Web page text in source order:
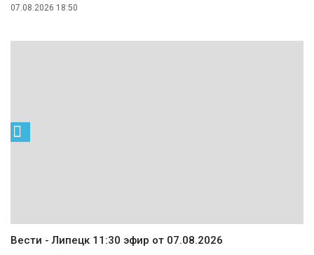
07.08.2026 18:50
Вести - Липецк 11:30 эфир от 07.08.2026